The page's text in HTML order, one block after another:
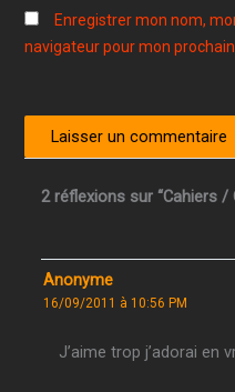
Enregistrer mon nom,
navigateur pour mon
2 réflexions sur “Cahiers /
Anonyme
16/09/2011 à 10:56 PM
J’aime trop j’adorai en